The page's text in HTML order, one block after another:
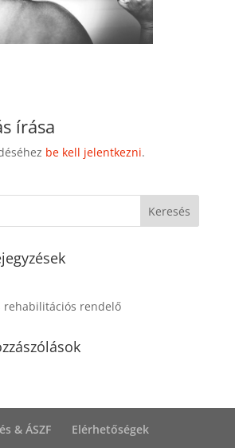
írása
be kell jelentkezni.
rehabilitációs rendelő
& ÁSZF Elérhetőségek